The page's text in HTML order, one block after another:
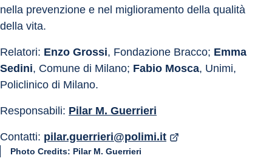
nella prevenzione e nel miglioramento della qualità
della vita.
Relatori: Enzo Grossi, Fondazione Bracco; Emma
Sedini, Comune di Milano; Fabio Mosca, Unimi,
Policlinico di Milano.
Responsabili: Pilar M. Guerrieri
Contatti: pilar.guerrieri@polimi.it
Photo Credits: Pilar M. Guerrieri